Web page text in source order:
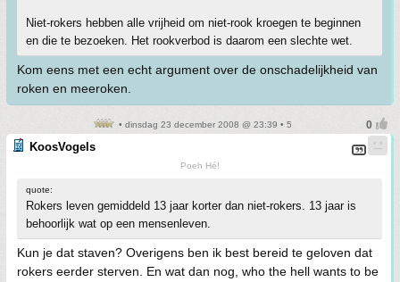
Niet-rokers hebben alle vrijheid om niet-rook kroegen te beginnen
en die te bezoeken. Het rookverbod is daarom een slechte wet.
Kom eens met een echt argument over de onschadelijkheid van
roken en meeroken.
• dinsdag 23 december 2008 @ 23:39 • 5
KoosVogels
Poeh Hé!
quote:
Rokers leven gemiddeld 13 jaar korter dan niet-rokers. 13 jaar is
behoorlijk wat op een mensenleven.
Kun je dat staven? Overigens ben ik best bereid te geloven dat
rokers eerder sterven. En wat dan nog, who the hell wants to be